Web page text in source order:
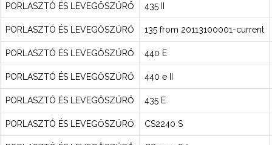
PORLASZTÓ ÉS LEVEGŐSZŰRŐ 435 II
PORLASZTÓ ÉS LEVEGŐSZŰRŐ 135 from 20113100001-current
PORLASZTÓ ÉS LEVEGŐSZŰRŐ 440 E
PORLASZTÓ ÉS LEVEGŐSZŰRŐ 440 e II
PORLASZTÓ ÉS LEVEGŐSZŰRŐ 435 E
PORLASZTÓ ÉS LEVEGŐSZŰRŐ CS2240 S